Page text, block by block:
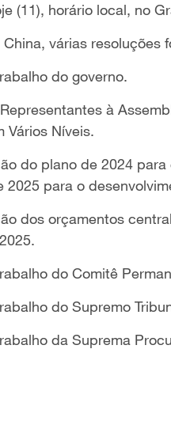
(11), horário local, no
várias resoluções
do governo.
à
Vários Níveis.
do plano de 2024
para o
dos orçamentos
do Comitê
do Supremo
da Suprema